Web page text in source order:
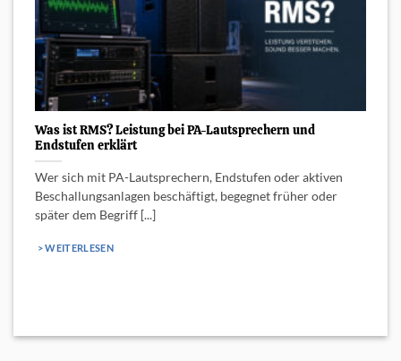
Was ist RMS? Leistung bei PA-Lautsprechern und
Endstufen erklärt
Wer sich mit PA-Lautsprechern, Endstufen oder aktiven
Beschallungsanlagen beschäftigt, begegnet früher oder
später dem Begriff [...]
> WEITERLESEN